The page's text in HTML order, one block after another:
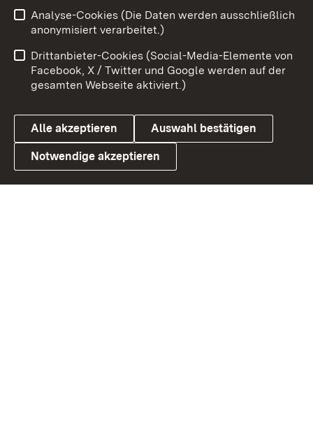
Link zum Landesportal
Impressum
Kontakt
Barrierefreiheit
Datenschutz
Cookies
Analyse-Cookies (Die Daten werden ausschließlich
anonymisiert verarbeitet.)
Drittanbieter-Cookies (Social-Media-Elemente von
Facebook, X / Twitter und Google werden auf der
gesamten Webseite aktiviert.)
Alle akzeptieren Auswahl bestätigen
Notwendige akzeptieren